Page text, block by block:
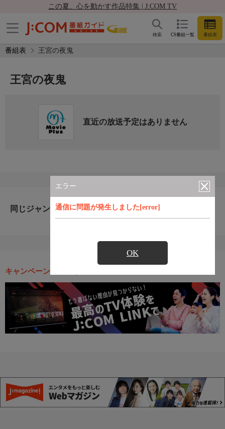
この夏、心を動かす作品特集 | J:COM TV
CS番組一覧 番組表
検索
番組表 王宮の夜鬼
エラー
通信に問題が発生しました[error]
OK
王宮の夜鬼
直近の放送予定はありません
同じジャンルのおすすめ番組
キャンペーン・お得な情報